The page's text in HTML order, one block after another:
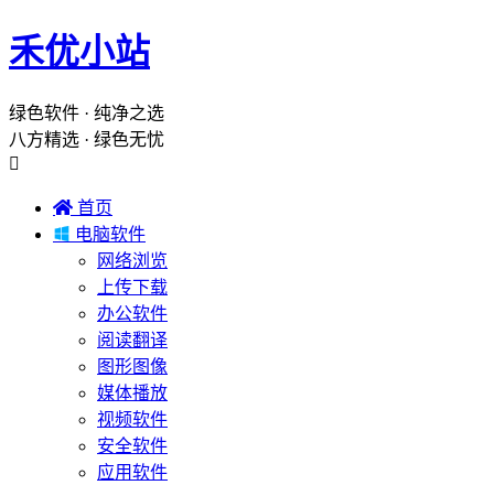
禾优小站
绿色软件 · 纯净之选
八方精选 · 绿色无忧

 首页
 电脑软件
网络浏览
上传下载
办公软件
阅读翻译
图形图像
媒体播放
视频软件
安全软件
应用软件